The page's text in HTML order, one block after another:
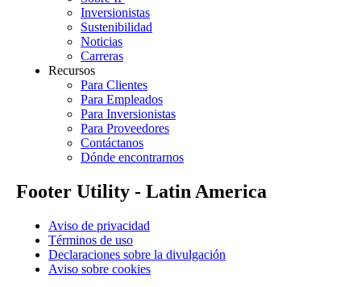
Inversionistas
Sustenibilidad
Noticias
Carreras
Recursos
Para Clientes
Para Empleados
Para Inversionistas
Para Proveedores
Contáctanos
Dónde encontrarnos
Footer Utility - Latin America
Aviso de privacidad
Términos de uso
Declaraciones sobre la divulgación
Aviso sobre cookies